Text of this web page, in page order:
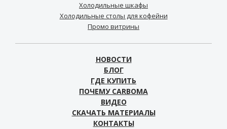
Холодильные шкафы
Холодильные столы для кофейни
Промо витрины
НОВОСТИ
БЛОГ
ГДЕ КУПИТЬ
ПОЧЕМУ CARBOMA
ВИДЕО
СКАЧАТЬ МАТЕРИАЛЫ
КОНТАКТЫ